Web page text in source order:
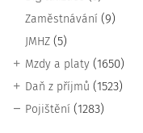
Zaměstnávání (9)
JMHZ (5)
Mzdy a platy (1650)
Daň z příjmů (1523)
Pojištění (1283)